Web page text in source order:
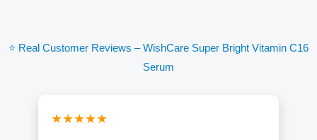
⭐ Real Customer Reviews – WishCare Super Bright Vitamin C16
Serum
★★★★★